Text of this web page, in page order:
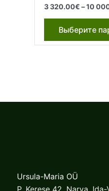
3 320.00€ –10
Выберите
Ursula-Maria OÜ